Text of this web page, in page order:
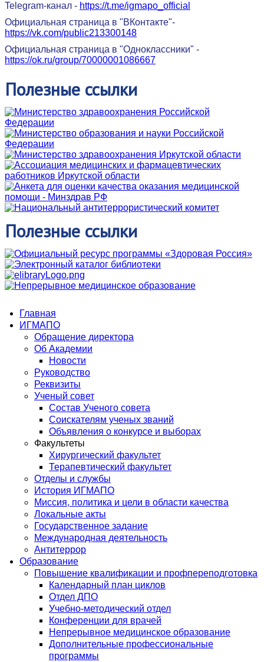
Telegram-канал - https://t.me/igmapo_official
Официальная страница в "ВКонтакте"-
https://vk.com/public213300148
Официальная страница в "Одноклассники" -
https://ok.ru/group/70000001086667
Полезные ссылки
Полезные ссылки
Главная
ИГМАПО
Обращение директора
Об Академии
Новости
Руководство
Реквизиты
Ученый совет
Состав Ученого совета
Соискателям ученых званий
Объявления о конкурсе и выборах
Факультеты
Хирургический факультет
Терапевтический факультет
Отделы и службы
История ИГМАПО
Миссия, политика и цели в области качества
Локальные акты
Государственное задание
Международная деятельность
Антитеррор
Образование
Повышение квалификации и профпереподготовка
Календарный план циклов
Отдел ДПО
Учебно-методический отдел
Конференции для врачей
Непрерывное медицинское образование
Дополнительные профессиональные
программы